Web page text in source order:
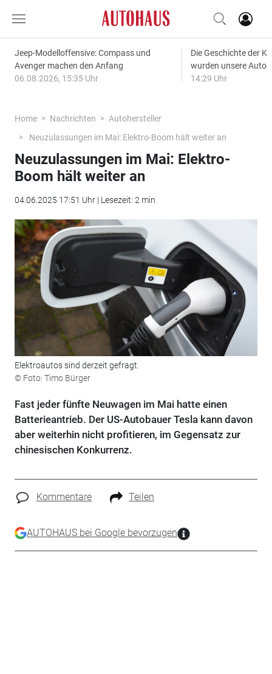
Jeep-Modelloffensive: Compass und
Avenger machen den Anfang
06.08.2026, 15:35 Uhr
Die Geschichte der
wurden unsere
14:29 Uhr
Home Nachrichten
Autohersteller
Neuzulassungen im Mai: Elektro-Boom hält weiter an
Neuzulassungen im Mai: Elektro-
Boom hält weiter an
04.06.2025 17:51 Uhr | Lesezeit: 2 min
Elektroautos sind derzeit gefragt.
© Foto: Timo Bürger
Fast jeder fünfte Neuwagen im Mai hatte einen
Batterieantrieb. Der US-Autobauer Tesla kann davon
aber weiterhin nicht profitieren, im Gegensatz zur
chinesischen Konkurrenz.
Kommentare Teilen
AUTOHAUS bei Google bevorzugen